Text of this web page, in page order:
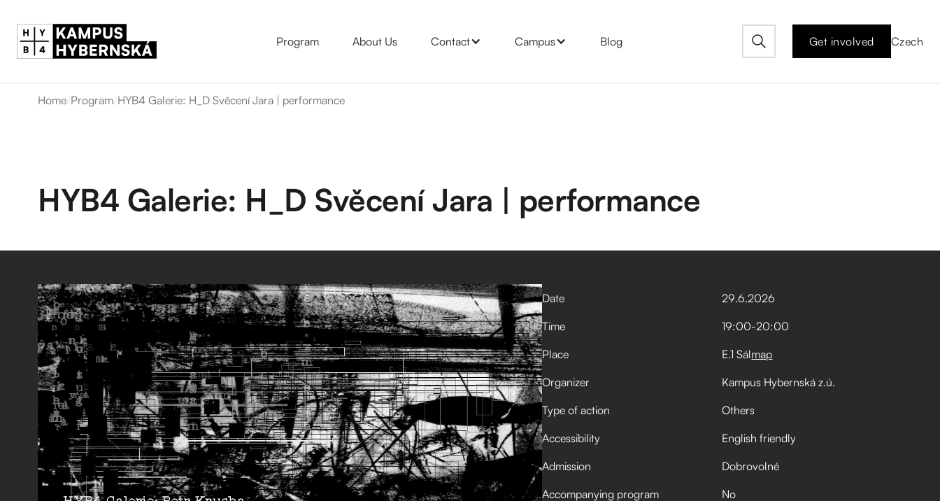
Program About Us Contact Campus Blog Get involved Czech
Home/Program/HYB4 Galerie: H_D Svěcení Jara | performance
HYB4 Galerie: H_D Svěcení Jara | performance
Date 29.6.2026
Time
19:00-20:00
Place
E.1 Sálmap
Organizer
Kampus Hybernská z.ú.
Type of action
Others
Accessibility
English friendly
Admission
Dobrovolné
Accompanying program
No